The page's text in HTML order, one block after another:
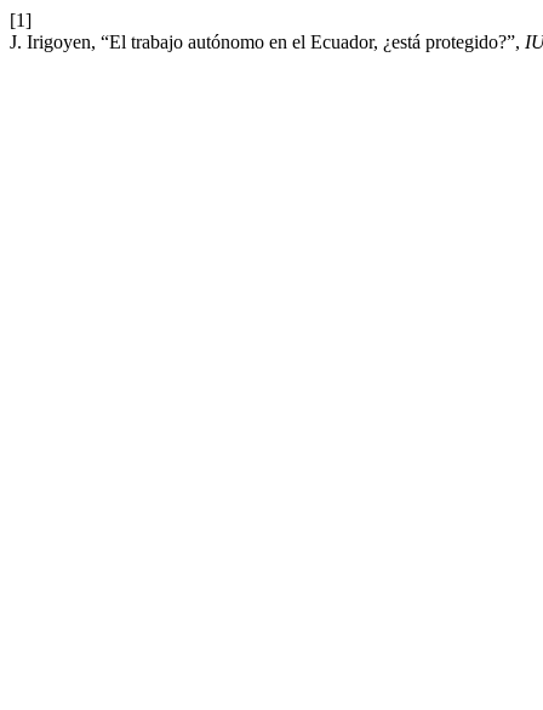
[1]
J. Irigoyen, “El trabajo autónomo en el Ecuador, ¿está protegido?”,